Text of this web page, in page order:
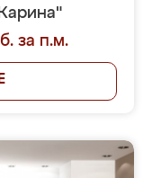
за п.м.